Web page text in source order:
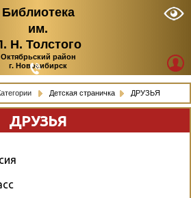
Библиотека
им.
Н. Толстого
Октябрьский район
г. Новосибирск
Детская страничка ДРУЗЬЯ
ДРУЗЬЯ